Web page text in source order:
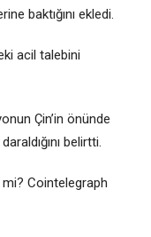
baktığını ekledi.
acil talebini
Çin’in önünde
belirtti.
mi? Cointelegraph